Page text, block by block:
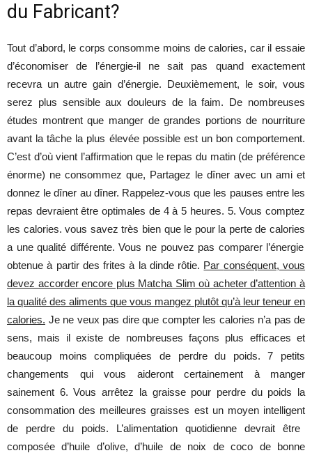
du Fabricant?
Tout d’abord, le corps consomme moins decalories, car il essaie
d’économiser de l’énergie-il ne sait pas quand
exactement
recevra un autre gain d’énergie. Deuxièmement, le soir, vous
serez plus sensible aux douleurs de lafaim. De nombreuses
études montrent que mangerdegrandes portions de nourriture
avant latâche la plus élevée possible est unboncomportement.
C’est d’où vient l’affirmation quele repas du matin(de préférence
énorme) ne consommez que, Partagez le dîner avec un ami et
donnez ledîner au dîner. Rappelez-vousque les pauses entre les
repas devraient être optimales de 4 à 5 heures. 5. Vouscomptez
les calories. vous savez très bien quele pourla pertedecalories
a une qualité différente. Vous ne pouvez pas comparer l’énergie
obtenue à partirdesfrites à la dinde rôtie. Par conséquent, vous
devez accorder encore plus Matcha Slim où acheter d’attention à
la qualité des aliments que vous mangez plutôt qu’à leur teneur en
calories. Je ne veux pas dire que compter les calories n’a pas de
sens, mais il existe de nombreuses façons plus efficaces et
beaucoup
moins compliquées de perdre du poids. 7 petits
changements qui vous aideront certainement à manger
sainement 6. Vousarrêtez la graisse pour perdre du poids la
consommation des meilleures graisses est un moyen intelligent
de perdre du poids. L’alimentation quotidienne devrait
être
composée d’huile d’olive,d’huile de noix decoco de bonne